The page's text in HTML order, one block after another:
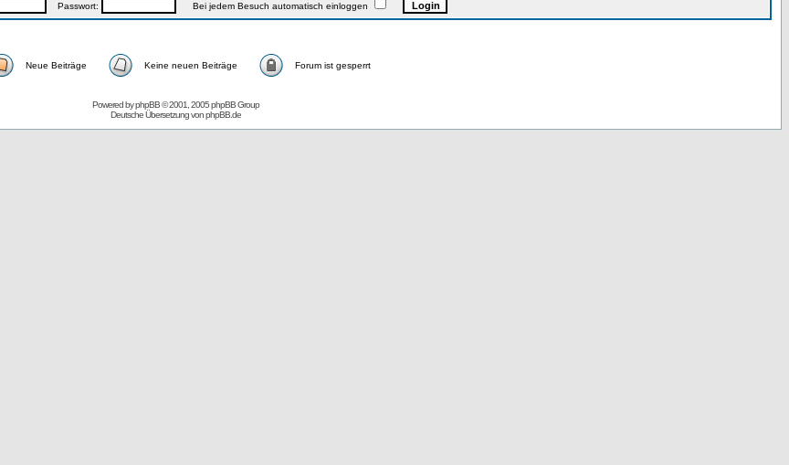
Passwort: Bei jedem Besuch automatisch einloggen
Neue Beiträge Keine neuen Beiträge Forum ist gesperrt
Powered byphpBB© 2001, 2005 phpBB Group
Deutsche Übersetzung vonphpBB.de